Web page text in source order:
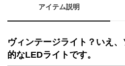
アイテム説明
ヴィンテージライト？いえ
的なLEDライトです。